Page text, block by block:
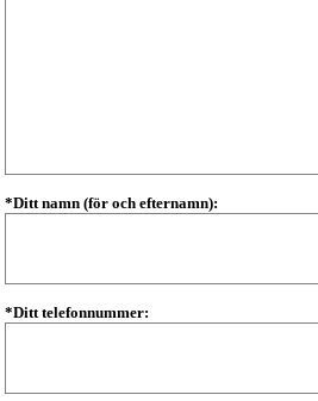
*Ditt namn (för och efternamn):
*Ditt telefonnummer: